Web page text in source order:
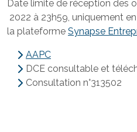
Date limite de réception des
2022 à 23h59, uniquement
la plateforme Synapse
AAPC
DCE consultable et
Consultation n°313502